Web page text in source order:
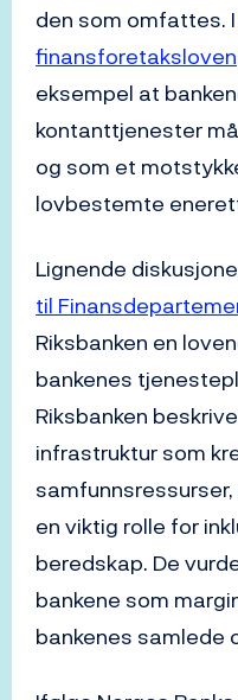
den som omfattes. I
finansforetaksloven
eksempel at
kontanttjenester
og som et
lovbestemte
Lignende
til
Riksbanken en
bankenes
Riksbanken
infrastruktur som
en viktig rolle for
beredskap. De
bankene som
bankenes samlede